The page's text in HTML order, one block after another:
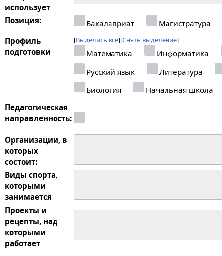
использует
Позиция:
Бакалавриат
Магистратура
Профиль
подготовки
Выделить все Снять выделение
Математика
Информатика
Русский язык
Литература
Биология
Начальная школа
Педагогическая
направленность:
Организации, в
которых
состоит:
Виды спорта,
которыми
занимается
Проекты и
рецепты, над
которыми
работает